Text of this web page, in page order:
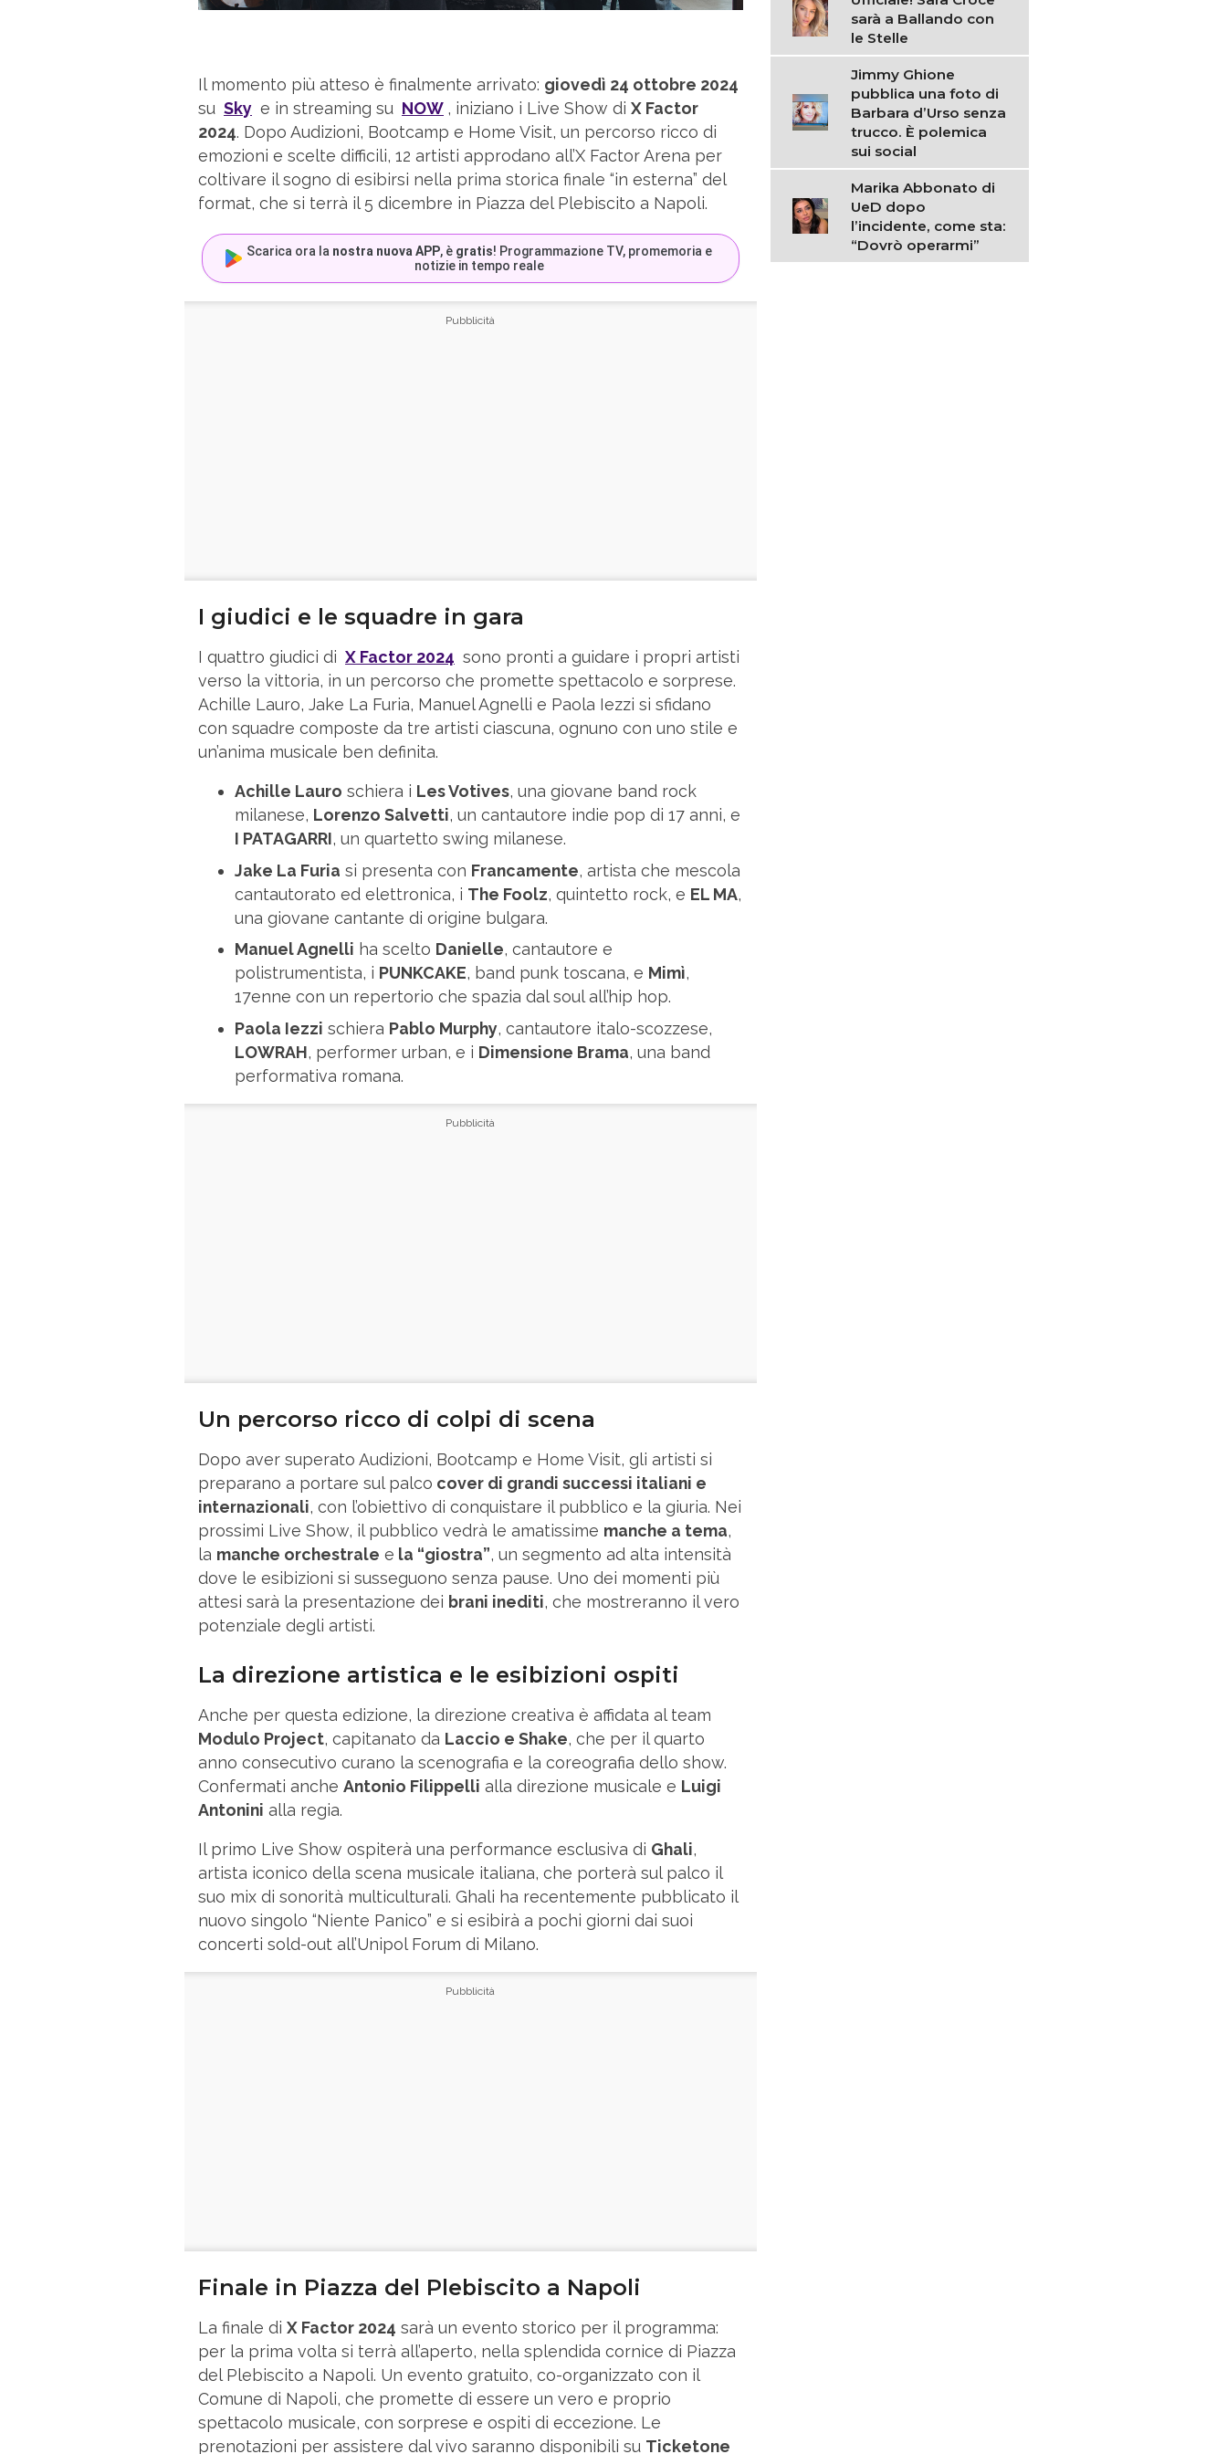
Il momento più atteso è finalmente arrivato: giovedì 24 ottobre 2024
su Sky e in streaming su NOW , iniziano i Live Show di X Factor
2024. Dopo Audizioni, Bootcamp e Home Visit, un percorso ricco di
emozioni e scelte difficili, 12 artisti approdano all’X Factor Arena per
coltivare il sogno di esibirsi nella prima storica finale “in esterna” del
format, che si terrà il 5 dicembre in Piazza del Plebiscito a Napoli.
Scarica ora la nostra nuova APP, è gratis! Programmazione TV, promemoria e
notizie in tempo reale
I giudici e le squadre in gara
I quattro giudici di X Factor 2024 sono pronti a guidare i propri artisti
verso la vittoria, in un percorso che promette spettacolo e sorprese.
Achille Lauro, Jake La Furia, Manuel Agnelli e Paola Iezzi si sfidano
con squadre composte da tre artisti ciascuna, ognuno con uno stile e
un’anima musicale ben definita.
Achille Lauro schiera i Les Votives, una giovane band rock
milanese, Lorenzo Salvetti, un cantautore indie pop di 17 anni, e
I PATAGARRI, un quartetto swing milanese.
Jake La Furia si presenta con Francamente, artista che mescola
cantautorato ed elettronica, i The Foolz, quintetto rock, e EL MA,
una giovane cantante di origine bulgara.
Manuel Agnelli ha scelto Danielle, cantautore e
polistrumentista, i PUNKCAKE, band punk toscana, e Mimì,
17enne con un repertorio che spazia dal soul all’hip hop.
Paola Iezzi schiera Pablo Murphy, cantautore italo-scozzese,
LOWRAH, performer urban, e i Dimensione Brama, una band
performativa romana.
Un percorso ricco di colpi di scena
Dopo aver superato Audizioni, Bootcamp e Home Visit, gli artisti si
preparano a portare sul palco cover di grandi successi italiani e
internazionali, con l’obiettivo di conquistare il pubblico e la giuria. Nei
prossimi Live Show, il pubblico vedrà le amatissime manche a tema,
la manche orchestrale e la “giostra”, un segmento ad alta intensità
dove le esibizioni si susseguono senza pause. Uno dei momenti più
attesi sarà la presentazione dei brani inediti, che mostreranno il vero
potenziale degli artisti.
La direzione artistica e le esibizioni ospiti
Anche per questa edizione, la direzione creativa è affidata al team
Modulo Project, capitanato da Laccio e Shake, che per il quarto
anno consecutivo curano la scenografia e la coreografia dello show.
Confermati anche Antonio Filippelli alla direzione musicale e Luigi
Antonini alla regia.
Il primo Live Show ospiterà una performance esclusiva di Ghali,
artista iconico della scena musicale italiana, che porterà sul palco il
suo mix di sonorità multiculturali. Ghali ha recentemente pubblicato il
nuovo singolo “Niente Panico” e si esibirà a pochi giorni dai suoi
concerti sold-out all’Unipol Forum di Milano.
Finale in Piazza del Plebiscito a Napoli
La finale di X Factor 2024 sarà un evento storico per il programma:
per la prima volta si terrà all’aperto, nella splendida cornice di Piazza
del Plebiscito a Napoli. Un evento gratuito, co-organizzato con il
Comune di Napoli, che promette di essere un vero e proprio
spettacolo musicale, con sorprese e ospiti di eccezione. Le
prenotazioni per assistere dal vivo saranno disponibili su Ticketone
sarà a Ballando con
le Stelle
Jimmy Ghione
pubblica una foto di
Barbara d’Urso senza
trucco. È polemica
sui social
Marika Abbonato di
UeD dopo
l’incidente, come sta:
“Dovrò operarmi”